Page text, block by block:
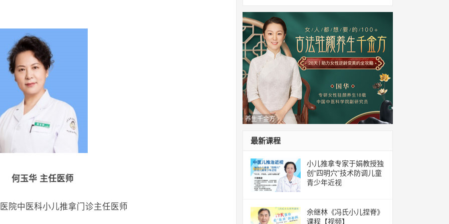
何玉华 主任医师
院中医科小儿推拿门诊主任医师
养生千金方
最新课程
小儿推拿专家于娟教授独
创“四明穴”技术防调儿童
青少年近视
佘继林《冯氏小儿捏脊》
课程【视频】